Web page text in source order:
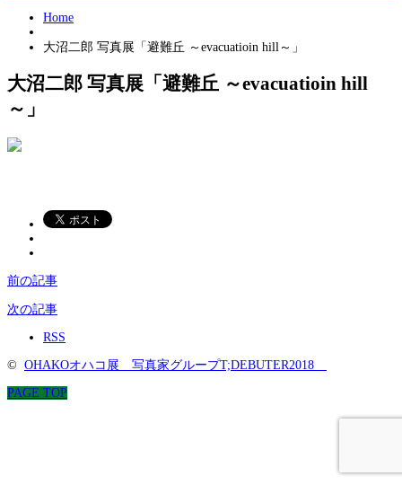
Home
大沼二郎 写真展「避難丘 ～evacuatioin hill～」
大沼二郎 写真展「避難丘 ～evacuatioin hill
～」
前の記事
次の記事
RSS
© OHAKOオハコ展 写真家グループT;DEBUTER2018
PAGE TOP